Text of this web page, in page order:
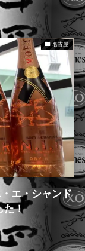
名古屋
エ・シャンド
た！